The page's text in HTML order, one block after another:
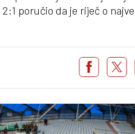
poručio da je riječ o